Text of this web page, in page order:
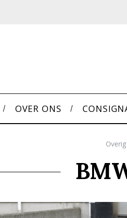
OVER ONS